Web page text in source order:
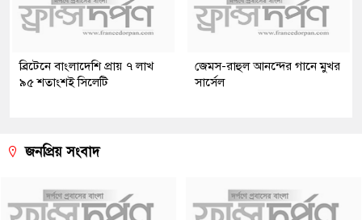
ব্রিটেনে বাংলাদেশি প্রায় ৭ লাখ
৯৫ শতাংশই সিলেটি
জেমস-রাহুল আনন্দের গানে মুখর
সার্সেল
জনপ্রিয় সংবাদ